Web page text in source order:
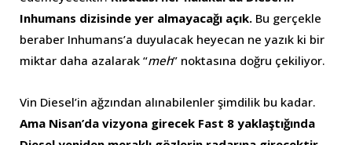
Inhumans dizisinde yer almayacağı açık. Bu gerçekle
beraber Inhumans’a duyulacak heyecan ne yazık ki bir
miktar daha azalarak “meh” noktasına doğru çekiliyor.
Vin Diesel’in ağzından alınabilenler şimdilik bu kadar.
Ama Nisan’da vizyona girecek Fast 8 yaklaştığında